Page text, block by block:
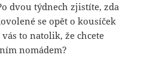
dvou týdnech zjistíte, zda
se opět o kousíček
to natolik, že chcete
nomádem?